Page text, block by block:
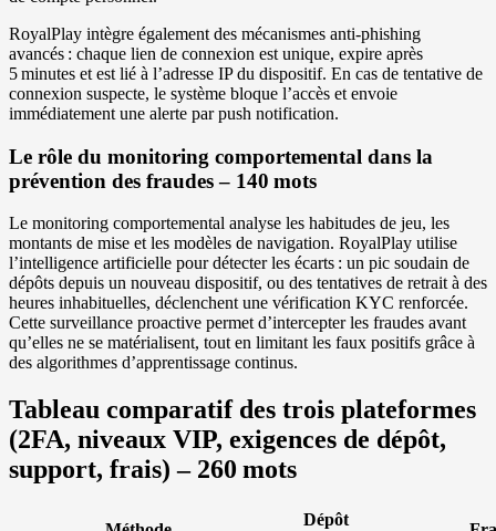
RoyalPlay intègre également des mécanismes anti‑phishing
avancés : chaque lien de connexion est unique, expire après
5 minutes et est lié à l’adresse IP du dispositif. En cas de tentative de
connexion suspecte, le système bloque l’accès et envoie
immédiatement une alerte par push notification.
Le rôle du monitoring comportemental dans la
prévention des fraudes – 140 mots
Le monitoring comportemental analyse les habitudes de jeu, les
montants de mise et les modèles de navigation. RoyalPlay utilise
l’intelligence artificielle pour détecter les écarts : un pic soudain de
dépôts depuis un nouveau dispositif, ou des tentatives de retrait à des
heures inhabituelles, déclenchent une vérification KYC renforcée.
Cette surveillance proactive permet d’intercepter les fraudes avant
qu’elles ne se matérialisent, tout en limitant les faux positifs grâce à
des algorithmes d’apprentissage continus.
Tableau comparatif des trois plateformes
(2FA, niveaux VIP, exigences de dépôt,
support, frais) – 260 mots
Dépôt